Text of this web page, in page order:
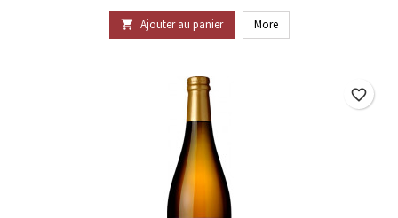
 Ajouter au panier More
favorite_border